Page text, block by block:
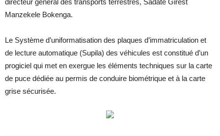
directeur général des transports terrestres, Sadate Girest
Manzekele Bokenga.
Le Système d’uniformatisation des plaques d’immatriculation et
de lecture automatique (Supila) des véhicules est constitué d’un
progiciel qui met en exergue les éléments techniques sur la carte
de puce dédiée au permis de conduire biométrique et à la carte
grise sécurisée.